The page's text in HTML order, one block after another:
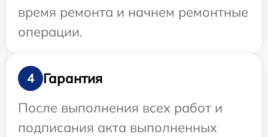
время ремонта и начнем ремонтные
операции.
4
Гарантия
После выполнения всех работ и
подписания акта выполненных